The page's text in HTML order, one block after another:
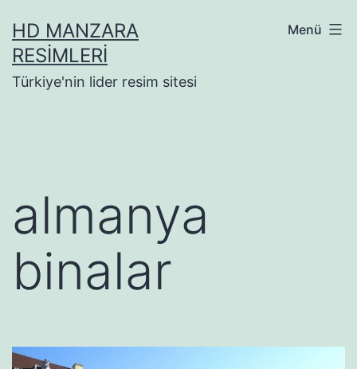
geçHD MANZARA
RESIMLERI
Türkiye'nin lider resim sitesi
Menü
almanya
binalar